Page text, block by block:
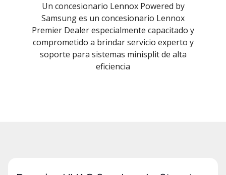
Un concesionario Lennox Powered by
Samsung es un concesionario Lennox
Premier Dealer especialmente capacitado y
comprometido a brindar servicio experto y
soporte para sistemas minisplit de alta
eficiencia